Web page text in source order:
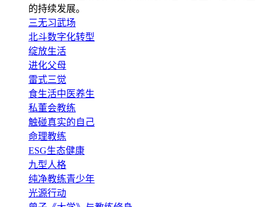
的持续发展。
三无习武场
北斗数字化转型
绽放生活
进化父母
雷式三觉
食生活中医养生
私董会教练
触碰真实的自己
命理教练
ESG生态健康
九型人格
纯净教练青少年
光源行动